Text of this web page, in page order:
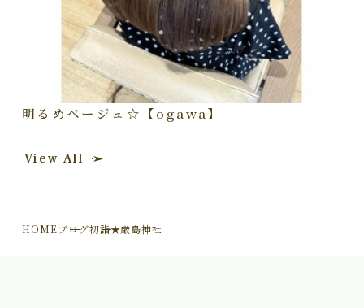
明るめベージュ☆【ogawa】
View All
HOMEブログ初詣★厳島神社